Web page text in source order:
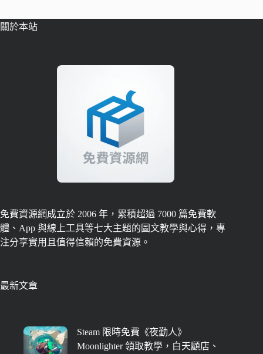
關於本站
免費資源網成立於 2006 年，累積超過 7000 篇免費軟
體、App 與線上工具等七大主題的圖文教學與心得，專
注分享實用且值得信賴的免費資源。
最新文章
Steam 限時免費《夜勤人》
Moonlighter 領取教學，白天顧店、